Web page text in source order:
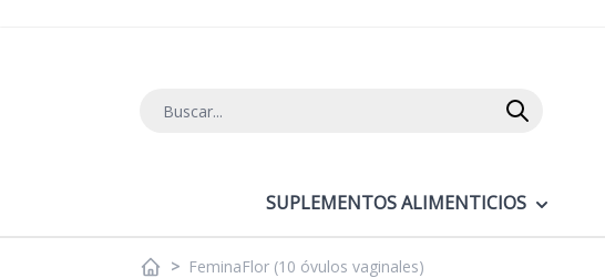
Buscar
SUPLEMENTOS ALIMENTICIOS
> FeminaFlor (10 óvulos vaginales)